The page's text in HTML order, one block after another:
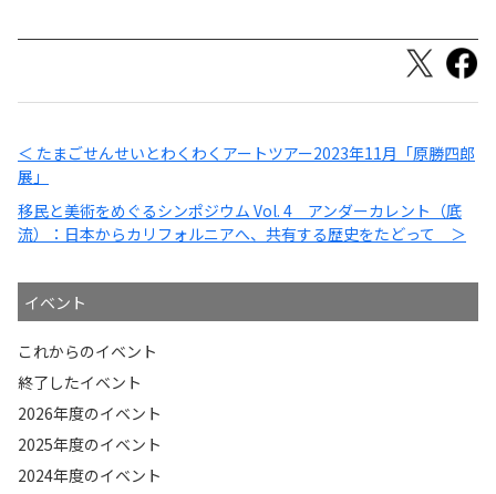
＜ たまごせんせいとわくわくアートツアー2023年11月「原勝四郎
展」
移民と美術をめぐるシンポジウム Vol. 4 アンダーカレント（底
流）：日本からカリフォルニアへ、共有する歴史をたどって ＞
イベント
これからのイベント
終了したイベント
2026年度のイベント
2025年度のイベント
2024年度のイベント